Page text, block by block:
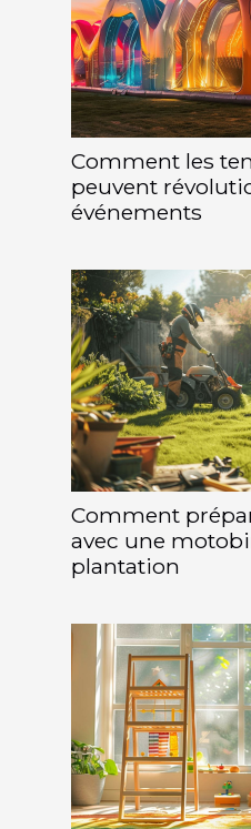
Comment les
peuvent
événements
Comment
avec une
plantation